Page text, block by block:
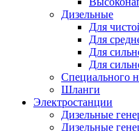
Дизельные
Для
Для
Для
Для
Специального
Шланги
Электростанции
Дизельные
Дизельные